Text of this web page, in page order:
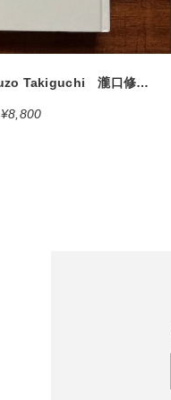
【絶版中古書】Shuzo Takiguchi 瀧口修造 夢の漂流物 世田谷美術館 富士県立近代美術館 2005 [310195712]
¥8,800